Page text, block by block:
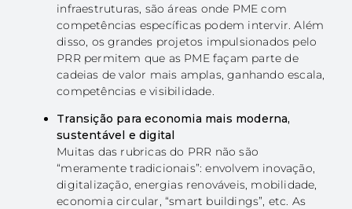
infraestruturas, são áreas onde PME com
competências específicas podem intervir. Além
disso, os grandes projetos impulsionados pelo
PRR permitem que as PME façam parte de
cadeias de valor mais amplas, ganhando escala,
competências e visibilidade.
Transição para economia mais moderna,
sustentável e digital
Muitas das rubricas do PRR não são
“meramente tradicionais”: envolvem inovação,
digitalização, energias renováveis, mobilidade,
economia circular, “smart buildings”, etc. As